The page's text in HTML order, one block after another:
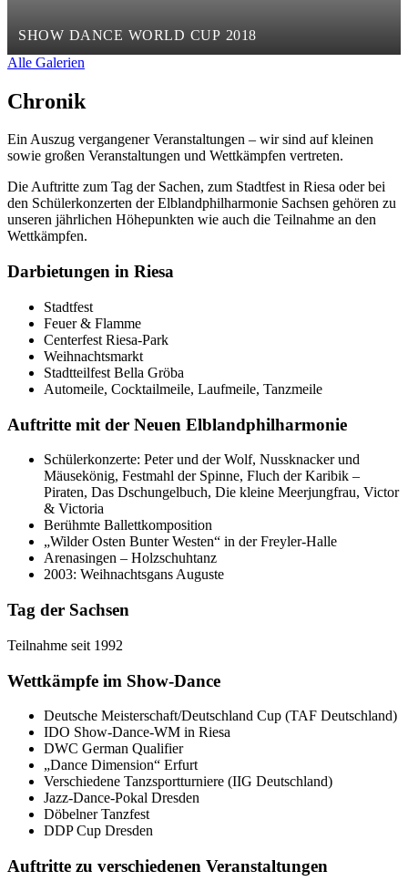
SHOW DANCE WORLD CUP 2018
Alle Galerien
Chronik
Ein Auszug vergangener Veranstaltungen – wir sind auf kleinen
sowie großen Veranstaltungen und Wettkämpfen vertreten.
Die Auftritte zum Tag der Sachen, zum Stadtfest in Riesa oder bei
den Schülerkonzerten der Elblandphilharmonie Sachsen gehören zu
unseren jährlichen Höhepunkten wie auch die Teilnahme an den
Wettkämpfen.
Darbietungen in Riesa
Stadtfest
Feuer & Flamme
Centerfest Riesa-Park
Weihnachtsmarkt
Stadtteilfest Bella Gröba
Automeile, Cocktailmeile, Laufmeile, Tanzmeile
Auftritte mit der Neuen Elblandphilharmonie
Schülerkonzerte: Peter und der Wolf, Nussknacker und
Mäusekönig, Festmahl der Spinne, Fluch der Karibik –
Piraten, Das Dschungelbuch, Die kleine Meerjungfrau, Victor
& Victoria
Berühmte Ballettkomposition
„Wilder Osten Bunter Westen“ in der Freyler-Halle
Arenasingen – Holzschuhtanz
2003: Weihnachtsgans Auguste
Tag der Sachsen
Teilnahme seit 1992
Wettkämpfe im Show-Dance
Deutsche Meisterschaft/Deutschland Cup (TAF Deutschland)
IDO Show-Dance-WM in Riesa
DWC German Qualifier
„Dance Dimension“ Erfurt
Verschiedene Tanzsportturniere (IIG Deutschland)
Jazz-Dance-Pokal Dresden
Döbelner Tanzfest
DDP Cup Dresden
Auftritte zu verschiedenen Veranstaltungen